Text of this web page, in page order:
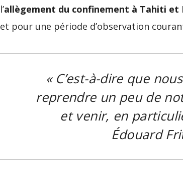
l’allègement du confinement à Tahiti et
et pour une période d’observation
« C’est-à-dire que
reprendre un peu de
et venir, en
Édouard